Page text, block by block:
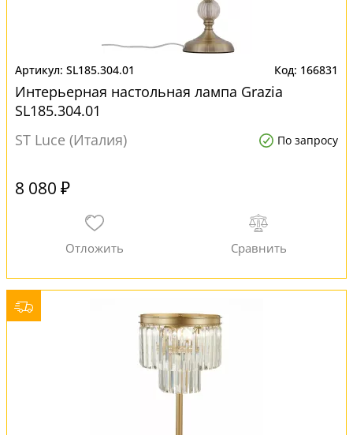
SL185.304.01 166831
Интерьерная настольная лампа Grazia
SL185.304.01
ST Luce (Италия)
По запросу
8 080 ₽